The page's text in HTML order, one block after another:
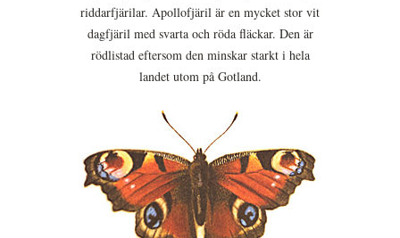
riddarfjärilar. Apollofjäril är en mycket stor vit
dagfjäril med svarta och röda fläckar. Den är
rödlistad eftersom den minskar starkt i hela
landet utom på Gotland.